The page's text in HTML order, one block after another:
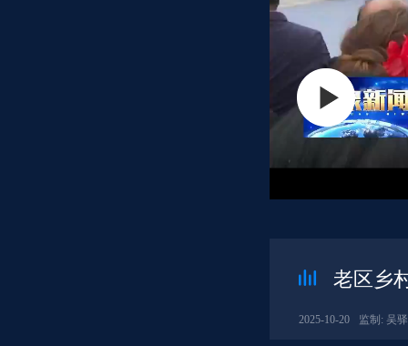
老区乡
2025-10-20 监制: 吴驿